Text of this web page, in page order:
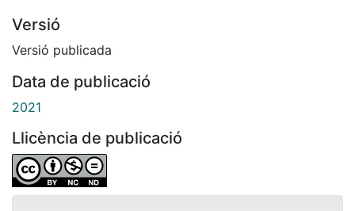
Versió
Versió publicada
Data de publicació
2021
Llicència de publicació